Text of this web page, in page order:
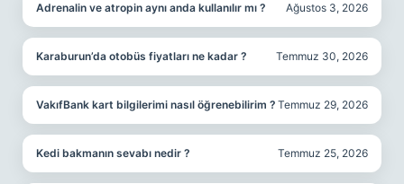
Adrenalin ve atropin aynı anda kullanılır mı ? Ağustos 3, 2026
Karaburun’da otobüs fiyatları ne kadar ? Temmuz 30, 2026
VakıfBank kart bilgilerimi nasıl öğrenebilirim ? Temmuz 29, 2026
Kedi bakmanın sevabı nedir ? Temmuz 25, 2026